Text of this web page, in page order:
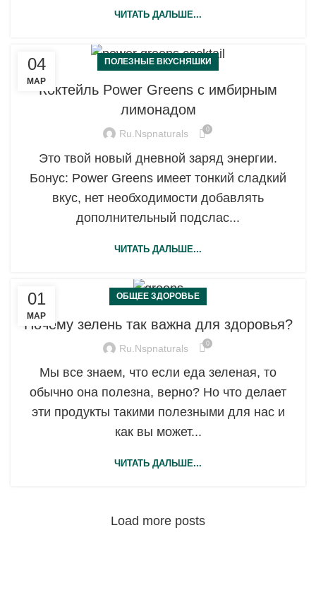
ЧИТАТЬ ДАЛЬШЕ...
04
МАР
ПОЛЕЗНЫЕ ВКУСНЯШКИ
Коктейль Power Greens с имбирным
лимонадом
Ru.nspnaturals 0
Это твой новый дневной заряд энергии.
Бонус: Power Greens имеет тонкий сладкий
вкус, нет необходимости добавлять
дополнительный подслас...
ЧИТАТЬ ДАЛЬШЕ...
01
МАР
ОБЩЕЕ ЗДОРОВЬЕ
Почему зелень так важна для здоровья?
Ru.nspnaturals 0
Мы все знаем, что если еда зеленая, то
обычно она полезна, верно? Но что делает
эти продукты такими полезными для нас и
как вы может...
ЧИТАТЬ ДАЛЬШЕ...
Load more posts